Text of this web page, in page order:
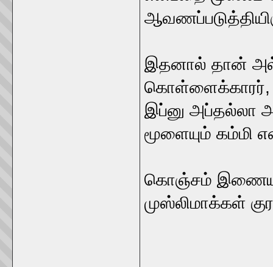
இதனால் தான்
கொள்ளைக்காரர்,
இப்னு அப்தல்லா
மூளையும் கம்மி
கொஞ்சம்
முஸ்லிமாக்கள்